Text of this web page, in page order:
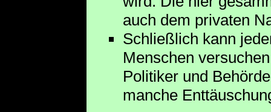
auch dem privaten
Schließlich kann
Menschen
Politiker und
manche